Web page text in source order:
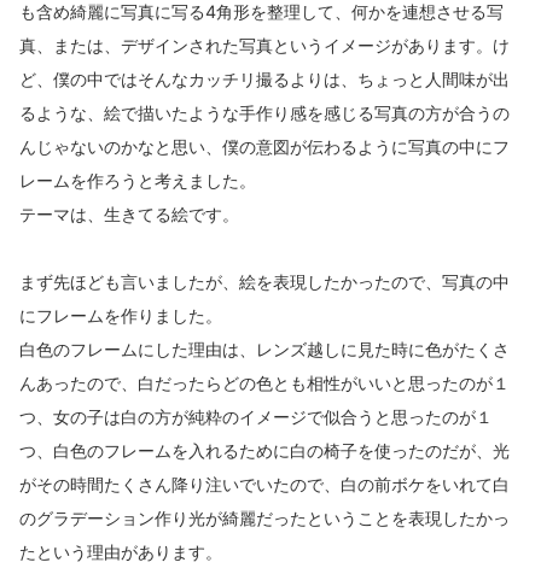
も含め綺麗に写真に写る4角形を整理して、何かを連想させる写
真、または、デザインされた写真というイメージがあります。け
ど、僕の中ではそんなカッチリ撮るよりは、ちょっと人間味が出
るような、絵で描いたような手作り感を感じる写真の方が合うの
んじゃないのかなと思い、僕の意図が伝わるように写真の中にフ
レームを作ろうと考えました。
テーマは、生きてる絵です。
まず先ほども言いましたが、絵を表現したかったので、写真の中
にフレームを作りました。
白色のフレームにした理由は、レンズ越しに見た時に色がたくさ
んあったので、白だったらどの色とも相性がいいと思ったのが１
つ、女の子は白の方が純粋のイメージで似合うと思ったのが１
つ、白色のフレームを入れるために白の椅子を使ったのだが、光
がその時間たくさん降り注いでいたので、白の前ボケをいれて白
のグラデーション作り光が綺麗だったということを表現したかっ
たという理由があります。